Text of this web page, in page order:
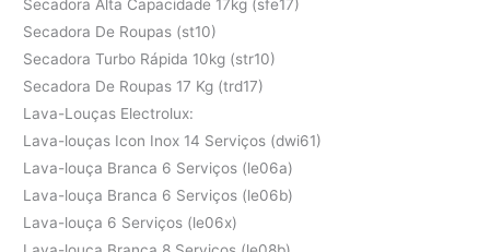
Secadora Alta Capacidade 17kg (sfe17)
Secadora De Roupas (st10)
Secadora Turbo Rápida 10kg (str10)
Secadora De Roupas 17 Kg (trd17)
Lava-Louças Electrolux:
Lava-louças Icon Inox 14 Serviços (dwi61)
Lava-louça Branca 6 Serviços (le06a)
Lava-louça Branca 6 Serviços (le06b)
Lava-louça 6 Serviços (le06x)